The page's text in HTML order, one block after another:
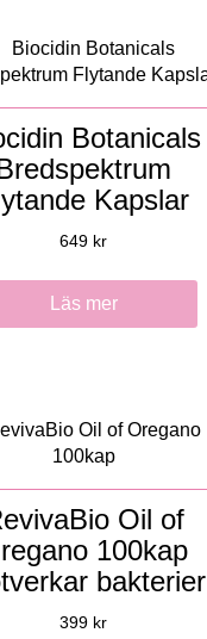
Botanicals
Kapslar
649 kr
Läs mer
Oil of
100kap
bakterier
399 kr